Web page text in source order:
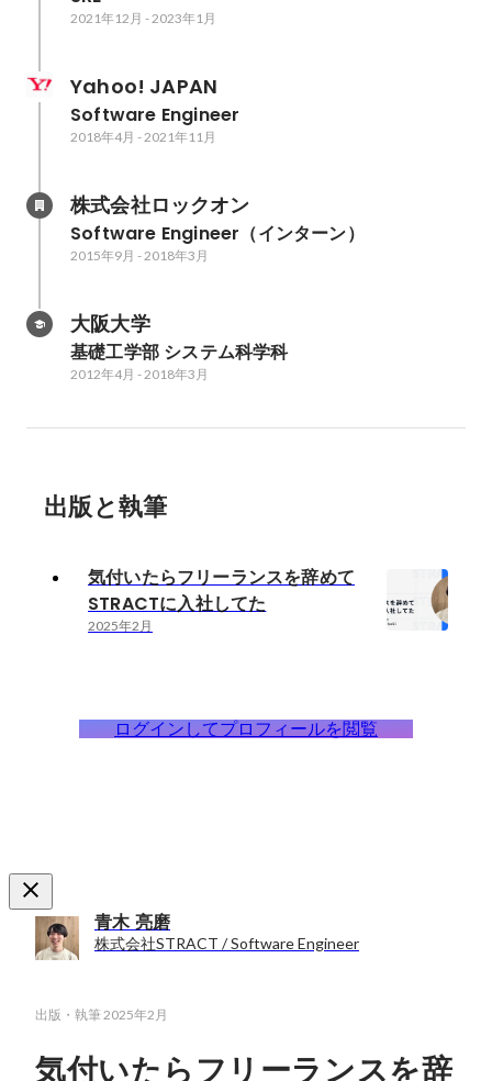
2021年12月 - 2023年1月
Yahoo! JAPAN
Software Engineer
2018年4月 - 2021年11月
株式会社ロックオン
Software Engineer（インターン）
2015年9月 - 2018年3月
大阪大学
基礎工学部 システム科学科
2012年4月 - 2018年3月
出版と執筆
気付いたらフリーランスを辞めて
STRACTに入社してた
2025年2月
ログインしてプロフィールを閲覧
青木 亮磨
株式会社STRACT / Software Engineer
出版・執筆 2025年2月
気付いたらフリーランスを辞